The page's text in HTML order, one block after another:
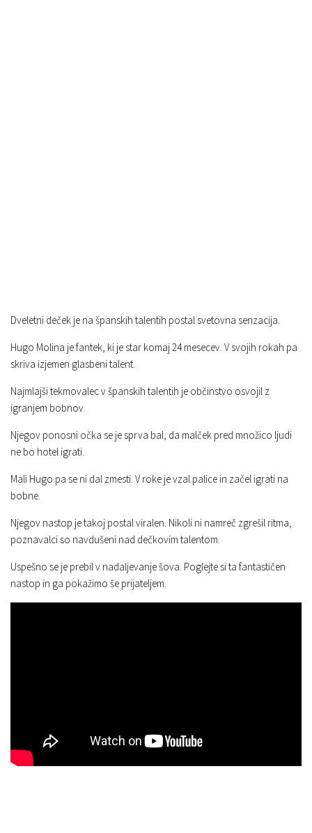
Dveletni deček je na španskih talentih postal svetovna senzacija.
Hugo Molina je fantek, ki je star komaj 24 mesecev. V svojih rokah pa
skriva izjemen glasbeni talent.
Najmlajši tekmovalec v španskih talentih je občinstvo osvojil z
igranjem bobnov.
Njegov ponosni očka se je sprva bal, da malček pred množico ljudi
ne bo hotel igrati.
Mali Hugo pa se ni dal zmesti. V roke je vzal palice in začel igrati na
bobne.
Njegov nastop je takoj postal viralen. Nikoli ni namreč zgrešil ritma,
poznavalci so navdušeni nad dečkovim talentom.
Uspešno se je prebil v nadaljevanje šova. Poglejte si ta fantastičen
nastop in ga pokažimo še prijateljem.